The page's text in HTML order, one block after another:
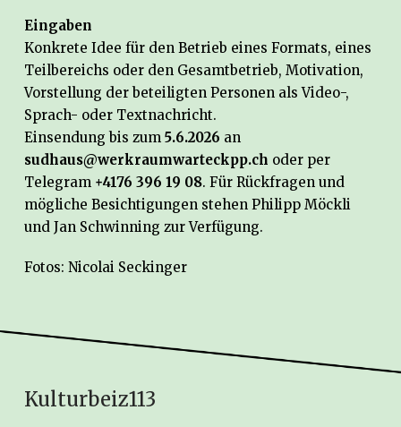
Eingaben
Konkrete Idee für den Betrieb eines Formats, eines
Teilbereichs oder den Gesamtbetrieb, Motivation,
Vorstellung der beteiligten Personen als Video-,
Sprach- oder Textnachricht.
Einsendung bis zum 5.6.2026 an
sudhaus@werkraumwarteckpp.ch oder per
Telegram +4176 396 19 08. Für Rückfragen und
mögliche Besichtigungen stehen Philipp Möckli
und Jan Schwinning zur Verfügung.
Fotos: Nicolai Seckinger
Kulturbeiz113